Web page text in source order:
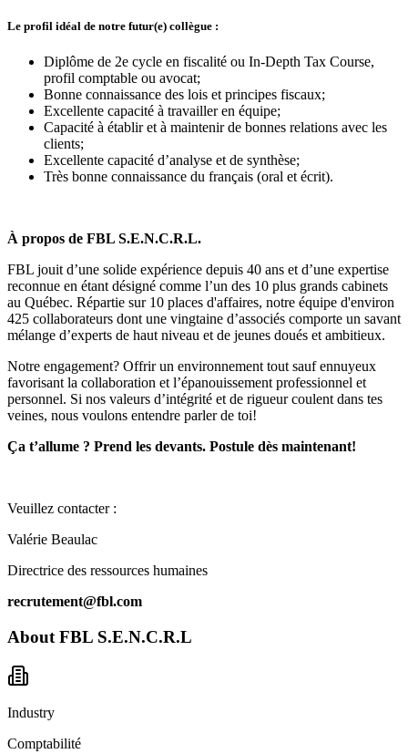
Le profil idéal de notre futur(e) collègue :
Diplôme de 2e cycle en fiscalité ou In-Depth Tax Course,
profil comptable ou avocat;
Bonne connaissance des lois et principes fiscaux;
Excellente capacité à travailler en équipe;
Capacité à établir et à maintenir de bonnes relations avec les
clients;
Excellente capacité d’analyse et de synthèse;
Très bonne connaissance du français (oral et écrit).
À propos de FBL S.E.N.C.R.L.
FBL jouit d’une solide expérience depuis 40 ans et d’une expertise
reconnue en étant désigné comme l’un des 10 plus grands cabinets
au Québec. Répartie sur 10 places d'affaires, notre équipe d'environ
425 collaborateurs dont une vingtaine d’associés comporte un savant
mélange d’experts de haut niveau et de jeunes doués et ambitieux.
Notre engagement? Offrir un environnement tout sauf ennuyeux
favorisant la collaboration et l’épanouissement professionnel et
personnel. Si nos valeurs d’intégrité et de rigueur coulent dans tes
veines, nous voulons entendre parler de toi!
Ça t’allume ? Prend les devants. Postule dès maintenant!
Veuillez contacter :
Valérie Beaulac
Directrice des ressources humaines
recrutement@fbl.com
About FBL S.E.N.C.R.L
Industry
Comptabilité